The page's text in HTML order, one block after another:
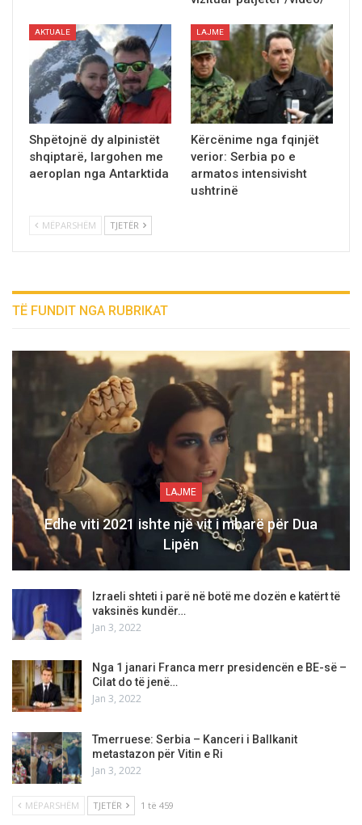
AKTUALE
Shpёtojnё dy alpinistët
shqiptarë, largohen me
aeroplan nga Antarktida
LAJME
Kërcënime nga fqinjët
verior: Serbia po e
armatos intensivisht
ushtrinë
MËPARSHËM TJETËR
TË FUNDIT NGA RUBRIKAT
LAJME
Edhe viti 2021 ishte një vit i mbarë për Dua
Lipën
Izraeli shteti i parë në botë me dozën e katërt të
vaksinës kundër…
Jan 3, 2022
Nga 1 janari Franca merr presidencën e BE-së –
Cilat do të jenë…
Jan 3, 2022
Tmerruese: Serbia – Kanceri i Ballkanit
metastazon për Vitin e Ri
Jan 3, 2022
MËPARSHËM TJETËR 1 të 459